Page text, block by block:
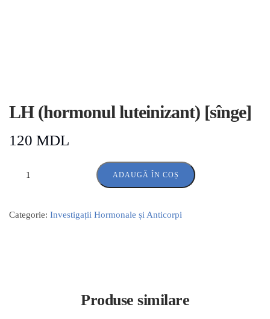
LH (hormonul luteinizant) [sînge]
120 MDL
ADAUGĂ ÎN COȘ
Categorie: Investigații Hormonale și Anticorpi
Produse similare